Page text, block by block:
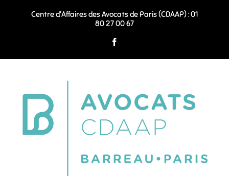
Centre d'Affaires des Avocats de Paris (CDAAP) : 01
80 27 00 67